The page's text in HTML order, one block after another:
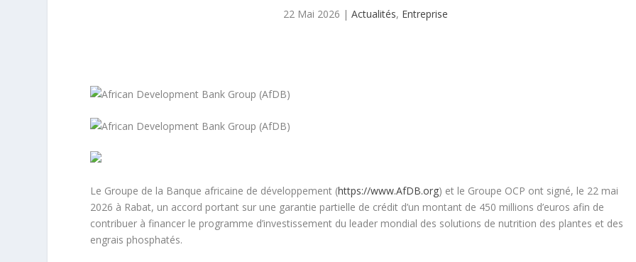
22 Mai 2026 | Actualités, Entreprise
Le Groupe de la Banque africaine de développement (https://www.AfDB.org) et le Groupe OCP ont signé, le 22 mai
2026 à Rabat, un accord portant sur une garantie partielle de crédit d’un montant de 450 millions d’euros afin de
contribuer à financer le programme d’investissement du leader mondial des solutions de nutrition des plantes et des
engrais phosphatés.